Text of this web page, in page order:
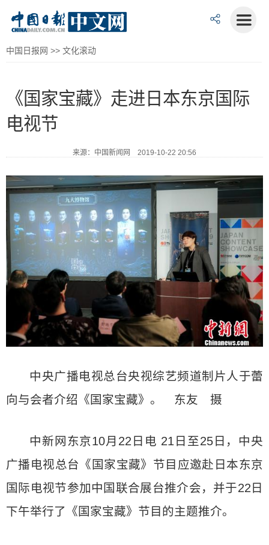
中国日报网 >> 文化滚动
《国家宝藏》走进日本东京国际
电视节
来源：中国新闻网 2019-10-22 20:56
中央广播电视总台央视综艺频道制片人于蕾
向与会者介绍《国家宝藏》。 东友 摄
中新网东京10月22日电 21日至25日，中央
广播电视总台《国家宝藏》节目应邀赴日本东京
国际电视节参加中国联合展台推介会，并于22日
下午举行了《国家宝藏》节目的主题推介。